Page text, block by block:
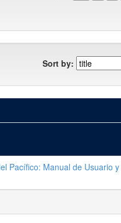
Sort by:
Pacífico: Manual de Usuario